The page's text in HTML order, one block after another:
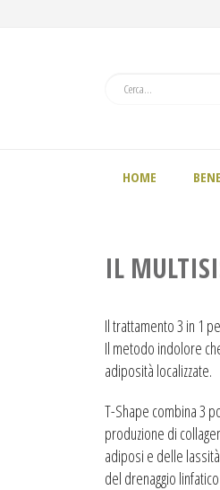
HOME
IL
Il trattamento 3 in 1
Il metodo indolore
adiposità localizzate.
T-Shape combina 3
produzione di
adiposi e delle
del drenaggio